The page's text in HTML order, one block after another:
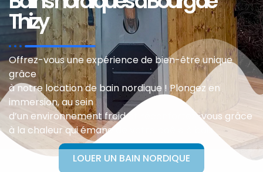
Thizy
Offrez-vous une expérience de bien-être unique
grâce
à notre location de bain nordique ! Plongez en
immersion, au sein
d’un environnement froid et réconfortez-vous grâce
à la chaleur qui émane de votre poêle à bois.
LOUER UN BAIN NORDIQUE